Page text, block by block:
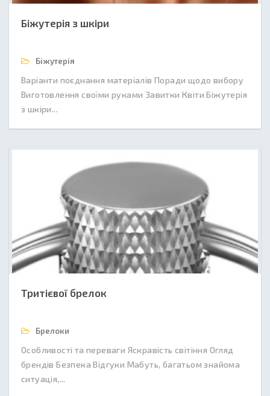
Біжутерія з шкіри
Біжутерія
Варіанти поєднання матеріалів Поради щодо вибору
Виготовлення своїми руками Завитки Квіти Біжутерія
з шкіри...
Тритієвої брелок
Брелоки
Особливості та переваги Яскравість світіння Огляд
брендів Безпека Відгуки Мабуть, багатьом знайома
ситуація,...